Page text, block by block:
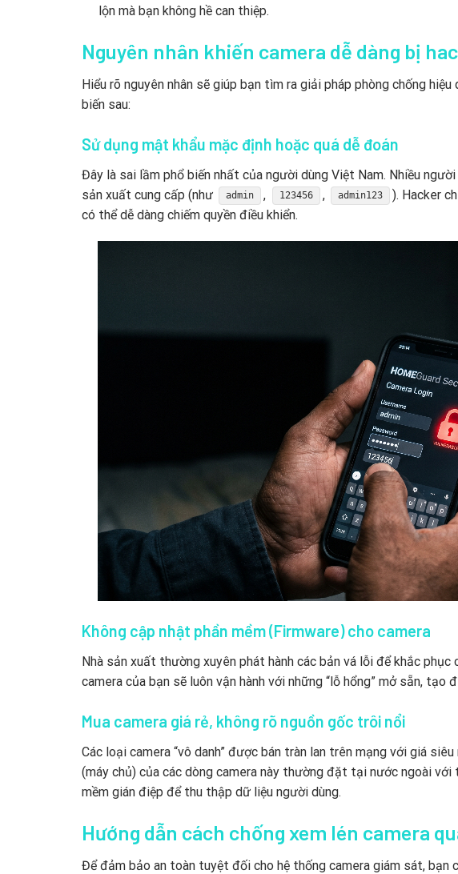
lộn mà bạn không hề can thiệp.
Nguyên nhân khiến camera dễ dàng bị
Hiểu rõ nguyên nhân sẽ giúp bạn tìm ra giải pháp phòng chống
biến sau:
Sử dụng mật khẩu mặc định hoặc quá dễ đoán
Đây là sai lầm phổ biến nhất của người dùng Việt Nam. Nhiều
sản xuất cung cấp (như
admin , 123456 , admin123
). Hacker
có thể dễ dàng chiếm quyền điều khiển.
Không cập nhật phần mềm (Firmware) cho camera
Nhà sản xuất thường xuyên phát hành các bản vá lỗi để khắc
camera của bạn sẽ luôn vận hành với những “lỗ hổng” mở sẵn, tạo
Mua camera giá rẻ, không rõ nguồn gốc trôi nổi
Các loại camera “vô danh” được bán tràn lan trên mạng với giá
(máy chủ) của các dòng camera này thường đặt tại nước ngoài
mềm gián điệp để thu thập dữ liệu người dùng.
Hướng dẫn cách chống xem lén camera
Để đảm bảo an toàn tuyệt đối cho hệ thống camera giám sát, bạn